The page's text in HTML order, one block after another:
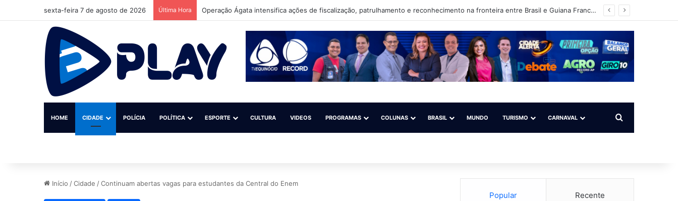
sexta-feira 7 de agosto de 2026 Última Hora Operação Ágata intensifica ações de fiscalização, patrulhamento e reconhecimento na fronteira entre Brasil e Guiana Francesa
HOME CIDADE POLÍCIA POLÍTICA ESPORTE CULTURA VIDEOS PROGRAMAS COLUNAS BRASIL MUNDO TURISMO CARNAVAL Procurar por
Início /Cidade /Continuam abertas vagas para estudantes da Central do Enem
Popular Recente